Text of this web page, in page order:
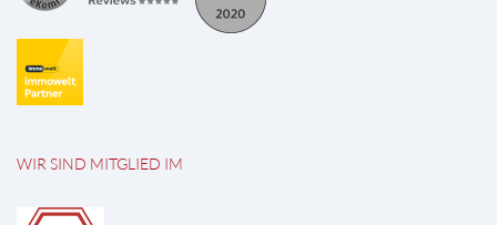
WIR SIND MITGLIED IM